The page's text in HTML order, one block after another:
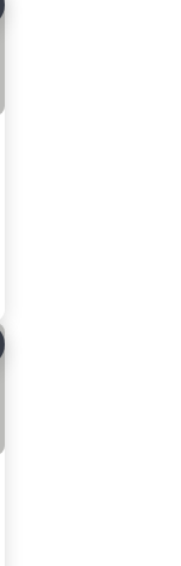
aos favoritos